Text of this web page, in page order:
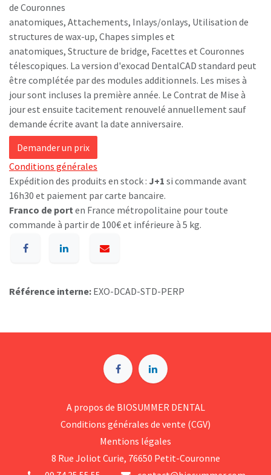
de Couronnes
anatomiques, Attachements, Inlays/onlays, Utilisation de
structures de wax-up, Chapes simples et
anatomiques, Structure de bridge, Facettes et Couronnes
télescopiques. La version d'exocad DentalCAD standard peut
être complétée par des modules additionnels. Les mises à
jour sont incluses la première année. Le Contrat de Mise à
jour est ensuite tacitement renouvelé annuellement sauf
demande écrite avant la date anniversaire.
Demander un prix
Conditions générales
Expédition des produits en stock : J+1 si commande avant
16h30 et paiement par carte bancaire.
Franco de port en France métropolitaine pour toute
commande à partir de 100€ et inférieure à 5 kg.
Référence interne: EXO-DCAD-STD-PERP
A p​ropos de BIOSUMMER DENTAL
Conditions générales d​e vente (CGV)
Mentions légales
8 Rue Jol​iot Curie, 76650 Petit-Couronne